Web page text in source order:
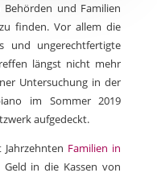
und Familien
finden. Vor allem die
und ungerechtfertigte
längst nicht mehr
Untersuchung in der
im Sommer 2019
aufgedeckt.
Familien in
Geld in die Kassen von